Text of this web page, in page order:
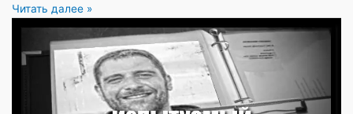
FDA
множественные
случаи
серьезных,
мультисистемных
побочных
Читать далее »